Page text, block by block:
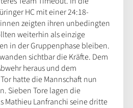
HC mit einer 24:18-
zeigten ihren unbedingten
weiterhin als einzige
in der Gruppenphase bleiben.
sichtbar die Kräfte. Dem
heraus und dem
hatte die Mannschaft nun
Sieben Tore lagen die
Mathieu Lanfranchi seine dritte